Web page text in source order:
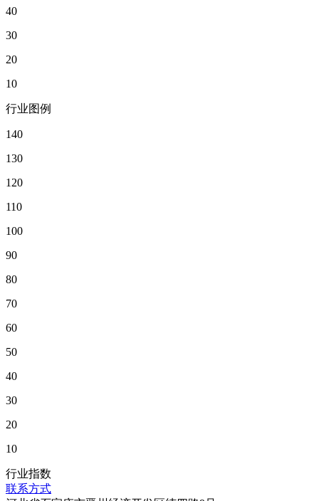
40
30
20
10
行业图例
140
130
120
110
100
90
80
70
60
50
40
30
20
10
行业指数
联系方式